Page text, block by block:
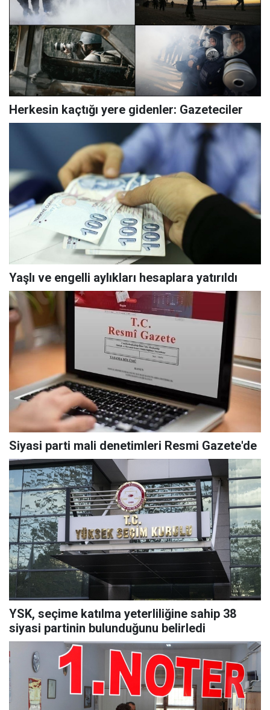
Herkesin kaçtığı yere gidenler: Gazeteciler
Yaşlı ve engelli aylıkları hesaplara yatırıldı
Siyasi parti mali denetimleri Resmi Gazete'de
YSK, seçime katılma yeterliliğine sahip 38
siyasi partinin bulunduğunu belirledi